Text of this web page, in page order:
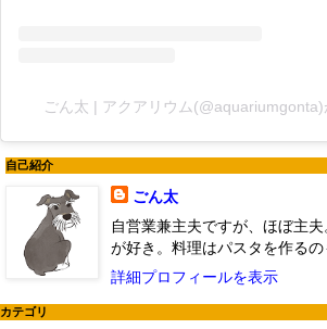
ごん太 | アクアリウム
自己紹介
ごん太
自営業兼主夫ですが、ほぼ主
が好き。料理はパスタを作るの
詳細プロフィールを表示
カテゴリ